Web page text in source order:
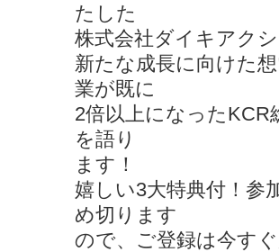
たした
株式会社ダイキアク
新たな成長に向けた
業が既に
2倍以上になったKCR
を語り
ます！
嬉しい3大特典付！参
め切ります
ので、ご登録は今す